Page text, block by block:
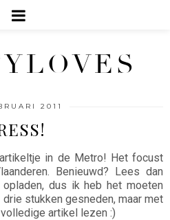
2011
in de Metro! Het focust
Benieuwd? Lees dan
dus ik heb het moeten
stukken gesneden, maar met
artikel lezen :)